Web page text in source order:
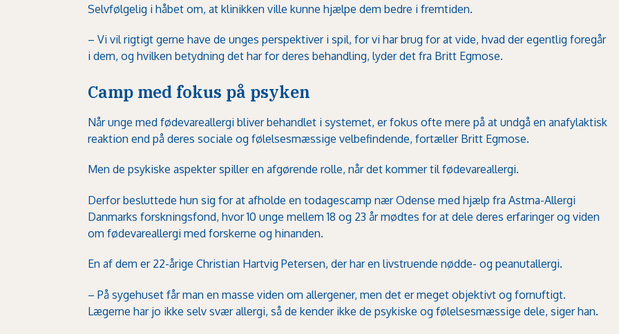
Selvfølgelig i håbet om, at klinikken ville kun­ne hjælpe dem bedre i fremtiden.
– Vi vil rigtigt gerne have de unges perspekti­ver i spil, for vi har brug for at vide, hvad der egentlig foregår
i dem, og hvilken betydning det har for deres behandling, lyder det fra Britt Eg­mose.
Camp med fokus på psyken
Når unge med fødevareallergi bliver behandlet i systemet, er fokus ofte mere på at undgå en anafylaktisk
reaktion end på deres socia­le og følelsesmæssige velbefindende, fortæller Britt Egmose.
Men de psykiske aspekter spil­ler en afgørende rolle, når det kommer til fødevareallergi.
Derfor besluttede hun sig for at afholde en to­dagescamp nær Odense med hjælp fra Astma-Allergi
Danmarks forskningsfond, hvor 10 un­ge mellem 18 og 23 år mødtes for at dele deres erfaringer og viden
om fødevareallergi med forskerne og hinanden.
En af dem er 22-årige Christian Hartvig Pe­tersen, der har en livstruende nødde- og pea­nutallergi.
– På sygehuset får man en masse viden om allergener, men det er meget objektivt og for­nuftigt.
Lægerne har jo ikke selv svær allergi, så de kender ikke de psykiske og følelsesmæs­sige dele, siger han.